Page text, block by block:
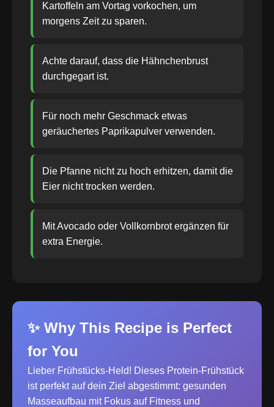
Kartoffeln am Vortag vorkochen, um
morgens Zeit zu sparen.
Achte darauf, dass die Hähnchenbrust
durchgegart ist.
Für noch mehr Geschmack etwas
geräuchertes Paprikapulver verwenden.
Die Pfanne nicht zu hoch erhitzen, damit die
Eier nicht trocken werden.
Mit Avocado oder Vollkornbrot ergänzen für
extra Energie.
✨ Why This Recipe is Perfect
for You
Lieber Frühstücks-Held! Dieses Protein-Frühstück
ist perfekt auf dein Ziel abgestimmt: gesunden
Masseaufbau mit Fokus auf Fitness und